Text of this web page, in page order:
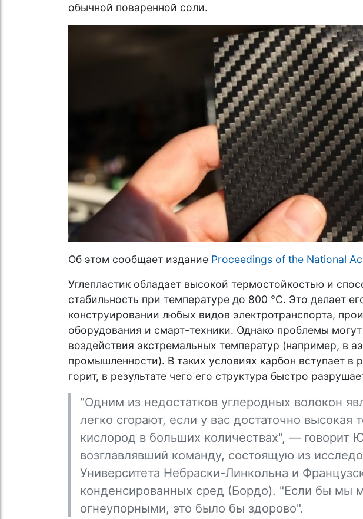
обычной поваренной соли.
Об этом сообщает издание Proceedings of the National
Углепластик обладает высокой термостойкостью и
стабильность при температуре до 800 °C. Это делает
конструировании любых видов электротранспорта,
оборудования и смарт-техники. Однако проблемы могут
воздействия экстремальных температур (например, в
промышленности). В таких условиях карбон вступает в
горит, в результате чего его структура быстро
"Одним из недостатков углеродных волокон
легко сгорают, если у вас достаточно высокая
кислород в больших количествах", — говорит
возглавлявший команду, состоящую из
Университета Небраски-Линкольна и
конденсированных сред (Бордо). "Если бы мы
огнеупорными, это было бы здорово".